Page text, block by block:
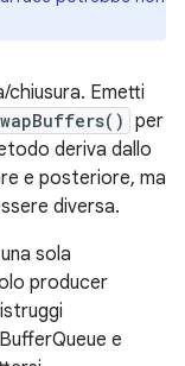
Emetti
per
deriva dallo
e posteriore, ma
diversa.
sola
producer
e